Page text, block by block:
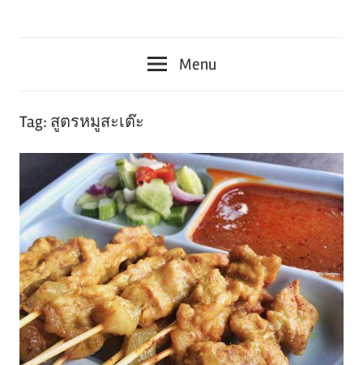
Menu
Tag: สูตรหมูสะเต๊ะ